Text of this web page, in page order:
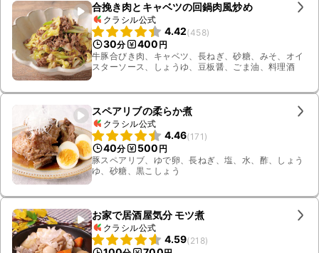
合挽き肉とキャベツの回鍋肉風炒め
クラシル公式
4.42(458)
30分 400 円
牛豚合びき肉、キャベツ、長ねぎ、砂糖、みそ、オイ
スターソース、しょうゆ、豆板醤、ごま油、料理酒
スペアリブの柔らか煮
クラシル公式
4.46(171 )
40分 500 円
豚スペアリブ、ゆで卵、長ねぎ、塩、水、酢、しょう
ゆ、砂糖、黒こしょう
お家で居酒屋気分 モツ煮
クラシル公式
4.59(218)